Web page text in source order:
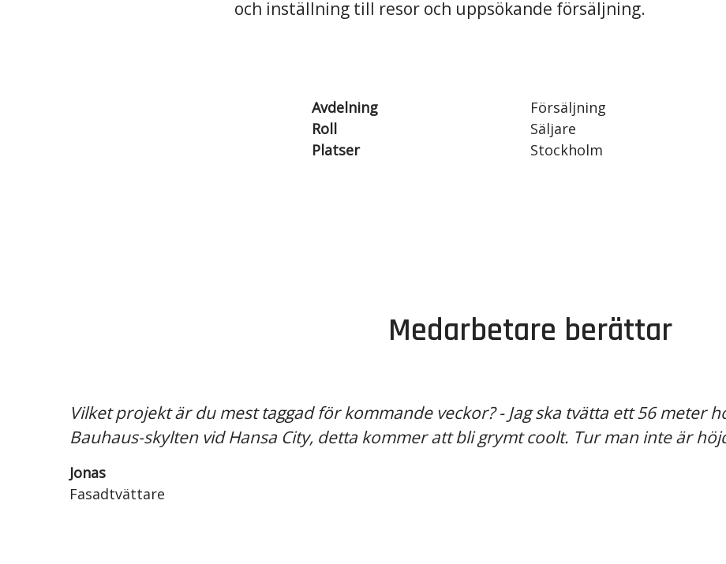
och inställning till resor och uppsökande försäljning.
Avdelning
Försäljning
Roll
Säljare
Platser
Stockholm
Medarbetare berättar
Vilket projekt är du mest taggad för kommande veckor? - Jag ska tvätta ett 56 meter
Bauhaus-skylten vid Hansa City, detta kommer att bli grymt coolt. Tur man inte är
Jonas
Fasadtvättare